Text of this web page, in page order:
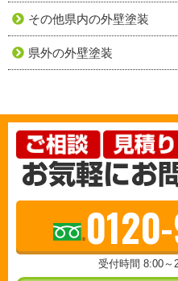
その他県内の外壁塗装
県外の外壁塗装
受付時間 8:00～